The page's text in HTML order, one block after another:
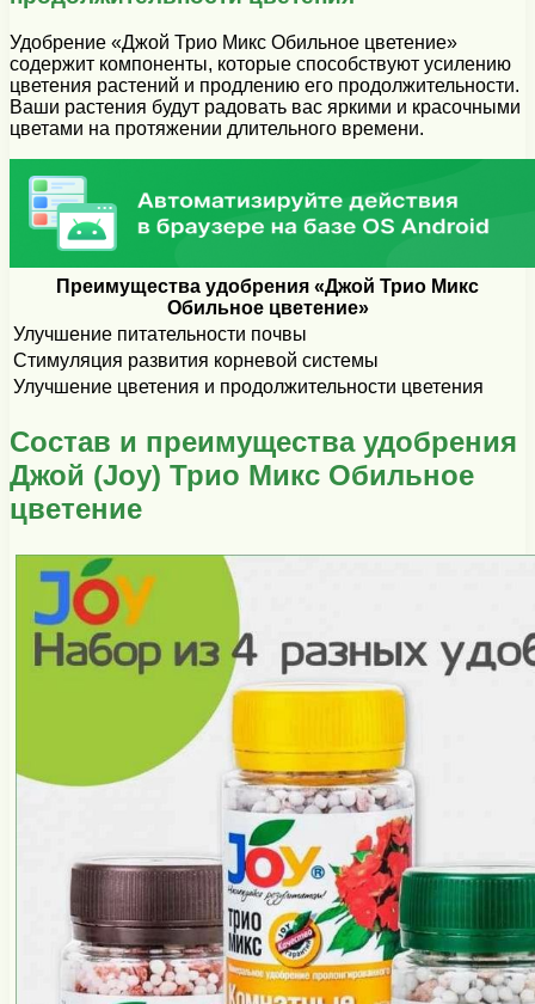
Удобрение «Джой Трио Микс Обильное цветение»
содержит компоненты, которые способствуют усилению
цветения растений и продлению его продолжительности.
Ваши растения будут радовать вас яркими и красочными
цветами на протяжении длительного времени.
Преимущества удобрения «Джой Трио Микс
Обильное цветение»
Улучшение питательности почвы
Стимуляция развития корневой системы
Улучшение цветения и продолжительности цветения
Состав и преимущества удобрения
Джой (Joy) Трио Микс Обильное
цветение